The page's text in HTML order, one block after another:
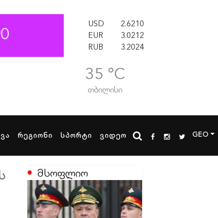
USD
2.6210
EUR
3.0212
RUB
3.2024
35 °C
თბილისი
რეგიონი სპორტი ვიდეო GEO
მსოფლიო